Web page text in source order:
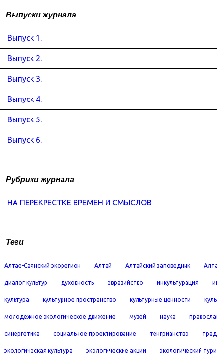
Выпуски журнала
Выпуск 1.
Выпуск 2.
Выпуск 3.
Выпуск 4.
Выпуск 5.
Выпуск 6.
Рубрики журнала
НА ПЕРЕКРЕСТКЕ ВРЕМЕН И СМЫСЛОВ
Теги
Алтае-Саянский экорегион Алтай Алтайский заповедник
диалог культур духовность евразийство инкультурация
культура культурное пространство культурные ценности
молодежное экологическое движение музей наука
синергетика социальное проектирование тенгрианство
экологическая культура экологические акции экологический